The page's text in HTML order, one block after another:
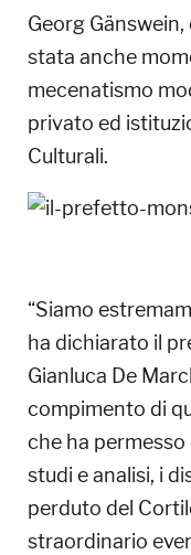
Georg
stata anche
mecenatismo
privato ed
Culturali.
“Siamo
ha dichiarato il
Gianluca De
compimento di
che ha
studi e analisi, i
perduto del
straordinario